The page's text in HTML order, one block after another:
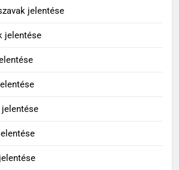
Contemporary jelentése
jelentése
jelentése
jelentése